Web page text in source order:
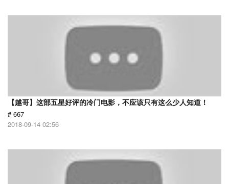
【越哥】这部五星好评的冷门电影，不应该只有这么少人知道！
# 667
2018-09-14 02:56